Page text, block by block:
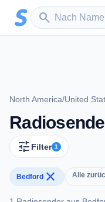
Zum Hauptinhalt springen
search
Sender suchen
North America/United
tune Filter 1
Bedford close Alle